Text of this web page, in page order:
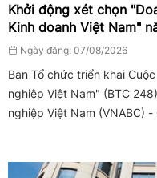
Khởi động xét chọn
Kinh doanh Việt Nam"
Ngày đăng: 07/08/2026
Ban Tổ chức triển khai
nghiệp Việt Nam" (BTC
nghiệp Việt Nam (VNABC)
phối hợp với Bộ Văn hóa,